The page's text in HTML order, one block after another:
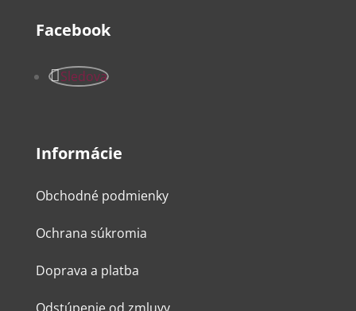
Facebook
Sledova
Informácie
Obchodné podmienky
Ochrana súkromia
Doprava a platba